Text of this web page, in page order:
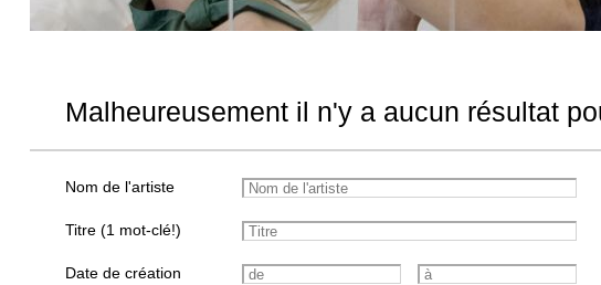
Malheureusement il n'y a aucun résultat
Nom de l'artiste
Titre (1 mot-clé!)
Date de création